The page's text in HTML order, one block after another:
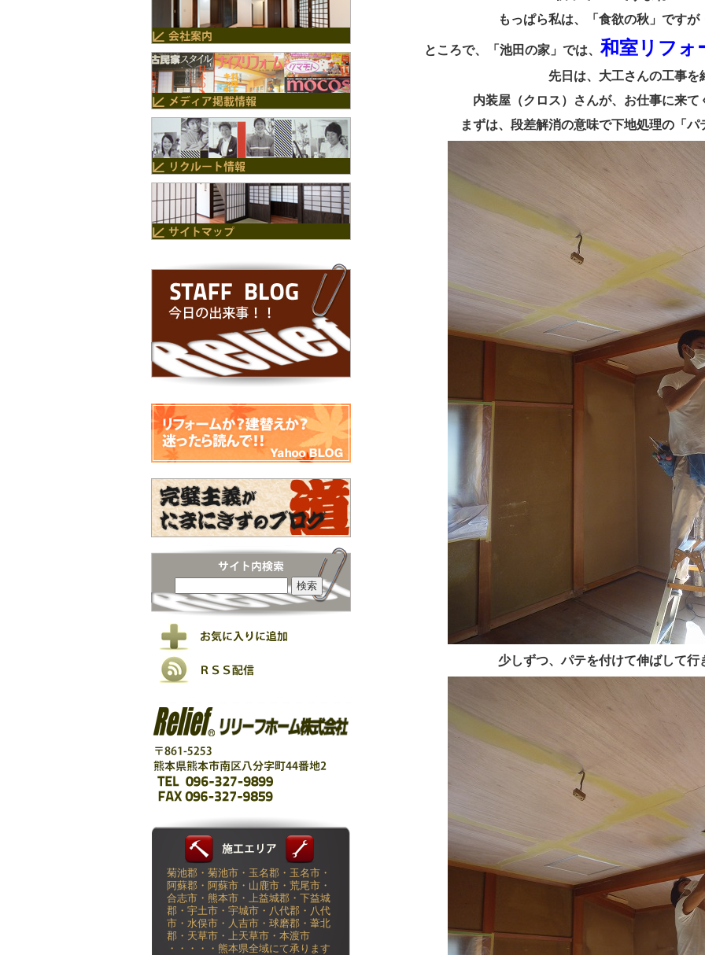
もっぱら私は、「食欲の秋」ですが
ところで、「池田の家」では、 和室リフォ
先日は、大工さんの工事を
内装屋（クロス）さんが、お仕事に来て
まずは、段差解消の意味で下地処理の「パ
少しずつ、パテを付けて伸ばして行
菊池郡・菊池市・玉名郡・玉名市・
阿蘇郡・阿蘇市・山鹿市・荒尾市・
合志市・熊本市・上益城郡・下益城
郡・宇土市・宇城市・八代郡・八代
市・水俣市・人吉市・球磨郡・葦北
郡・天草市・上天草市・本渡市
・・・・・熊本県全域にて承ります